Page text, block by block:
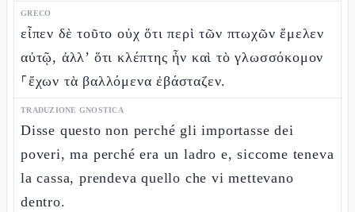
GRECO
εἶπεν δὲ τοῦτο οὐχ ὅτι περὶ τῶν πτωχῶν ἔμελεν
αὐτῷ, ἀλλ’ ὅτι κλέπτης ἦν καὶ τὸ γλωσσόκομον
⸀ἔχων τὰ βαλλόμενα ἐβάσταζεν.
TRADUZIONE GNOSTICA
Disse questo non perché gli importasse dei
poveri, ma perché era un ladro e, siccome teneva
la cassa, prendeva quello che vi mettevano
dentro.